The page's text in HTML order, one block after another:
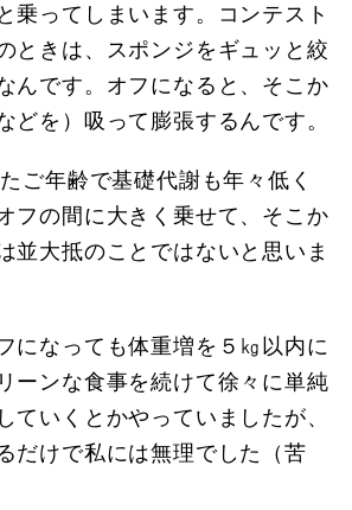
乗ってしまいます。コンテスト
ときは、スポンジをギュッと絞
んです。オフになると、そこか
どを）吸って膨張するんです。
年齢で基礎代謝も年々低く
フの間に大きく乗せて、そこか
並大抵のことではないと思いま
なっても体重増を５㎏以内に
ーンな食事を続けて徐々に単純
ていくとかやっていましたが、
だけで私には無理でした（苦